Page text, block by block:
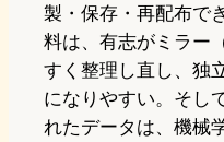
製・保存・再配布で
料は、有志がミラー
すく整理し直し、独
になりやすい。そし
れたデータは、機械